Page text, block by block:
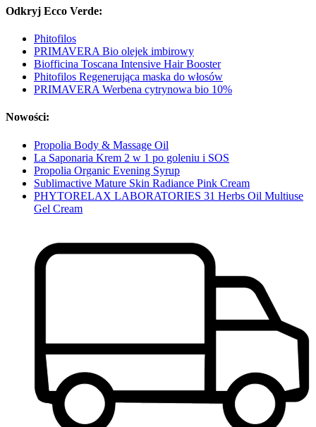
Odkryj Ecco Verde:
Phitofilos
PRIMAVERA Bio olejek imbirowy
Biofficina Toscana Intensive Hair Booster
Phitofilos Regenerująca maska do włosów
PRIMAVERA Werbena cytrynowa bio 10%
Nowości:
Propolia Body & Massage Oil
La Saponaria Krem 2 w 1 po goleniu i SOS
Propolia Organic Evening Syrup
Sublimactive Mature Skin Radiance Pink Cream
PHYTORELAX LABORATORIES 31 Herbs Oil Multiuse
Gel Cream